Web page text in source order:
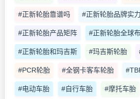
#正新轮胎靠谱吗 #正新轮胎品牌实力
#正新轮胎产品矩阵 #正新轮胎全球
#正新轮胎和玛吉斯 #玛吉斯轮胎
#PCR轮胎 #全钢卡客车轮胎
#电动车胎 #自行车胎 #摩托车胎